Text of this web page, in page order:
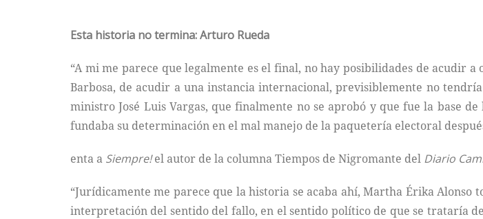
Esta historia no termina: Arturo Rueda
“A mi me parece que legalmente es el final, no hay posibilidades de acudir
Barbosa, de acudir a una instancia internacional, previsiblemente no
ministro José Luis Vargas, que finalmente no se aprobó y que fue la base
fundaba su determinación en el mal manejo de la paquetería electoral
enta a Siempre!el autor de la columna Tiempos de Nigromante del Diario
“Jurídicamente me parece que la historia se acaba ahí, Martha Érika
interpretación del sentido del fallo, en el sentido político de que se trataría